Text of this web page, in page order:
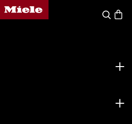
Page d'accueil de Miele
Search